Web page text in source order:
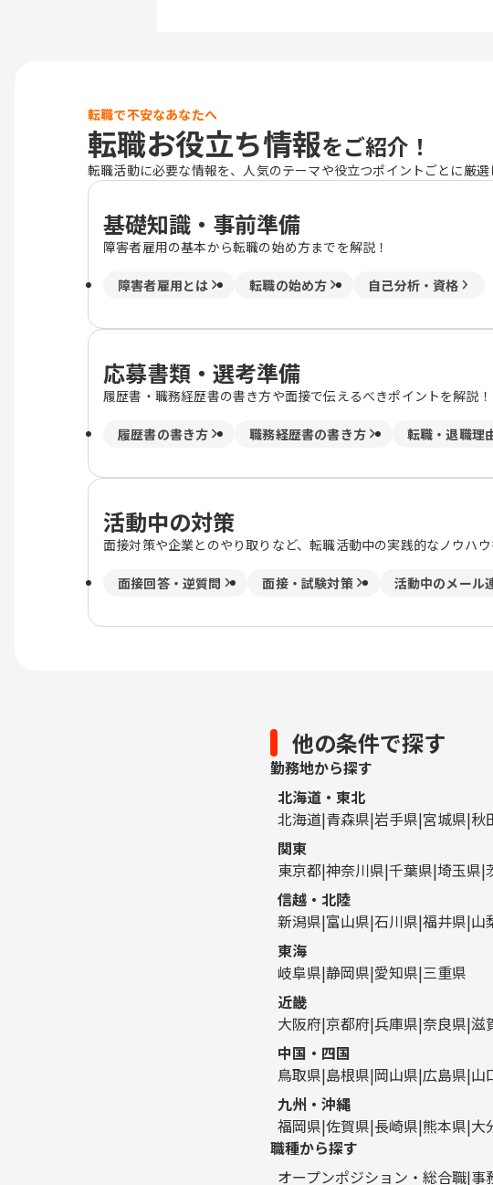
転職で不安なあなたへ
転職お役立ち情報をご紹介！
転職活動に必要な情報を、人気のテーマや役立つポイントごとに厳選
基礎知識・事前準備
障害者雇用の基本から転職の始め方までを解説！
障害者雇用とは 転職の始め方 自己分析・資格
応募書類・選考準備
履歴書・職務経歴書の書き方や面接で伝えるべきポイントを解説！
履歴書の書き方 職務経歴書の書き方 転職・退職理
活動中の対策
面接対策や企業とのやり取りなど、転職活動中の実践的なノウハウ
面接回答・逆質問 面接・試験対策 活動中のメール
他の条件で探す
勤務地から探す
北海道・東北
北海道 青森県 岩手県 宮城県 秋
関東
東京都 神奈川県 千葉県 埼玉県
信越・北陸
新潟県 富山県 石川県 福井県 山
東海
岐阜県 静岡県 愛知県 三重県
近畿
大阪府 京都府 兵庫県 奈良県 滋
中国・四国
鳥取県 島根県 岡山県 広島県 山
九州・沖縄
福岡県 佐賀県 長崎県 熊本県 大
職種から探す
オープンポジション・総合職 事